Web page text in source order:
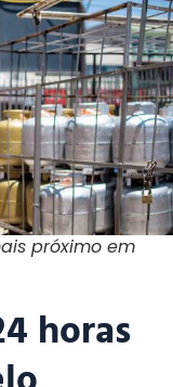
próximo em
horas